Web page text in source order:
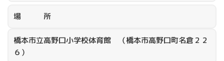
場 所
橋本市立高野口小学校体育館 （橋本市高野口町名倉２２
６）